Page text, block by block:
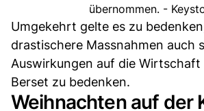
übernommen. -
Umgekehrt gelte es zu
drastischere Massnahmen auch
Auswirkungen auf die
Berset zu bedenken.
Weihnachten auf der